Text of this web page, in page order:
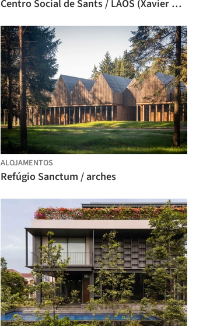
Centro Social de Sants / LAOS (Xavier Botet + Albert Saboya)
ALOJAMENTOS
Refúgio Sanctum / arches